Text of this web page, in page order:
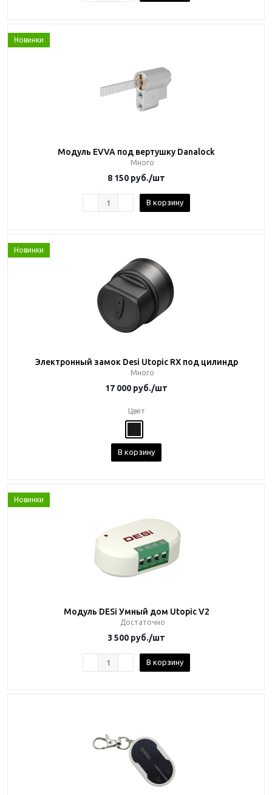
Новинки
Модуль EVVA под вертушку Danalock
Много
8 150 руб./шт
В корзину
Новинки
Электронный замок Desi Utopic RX под цилиндр
Много
17 000 руб./шт
Цвет
В корзину
Новинки
Модуль DESi Умный дом Utopic V2
Достаточно
3 500 руб./шт
В корзину